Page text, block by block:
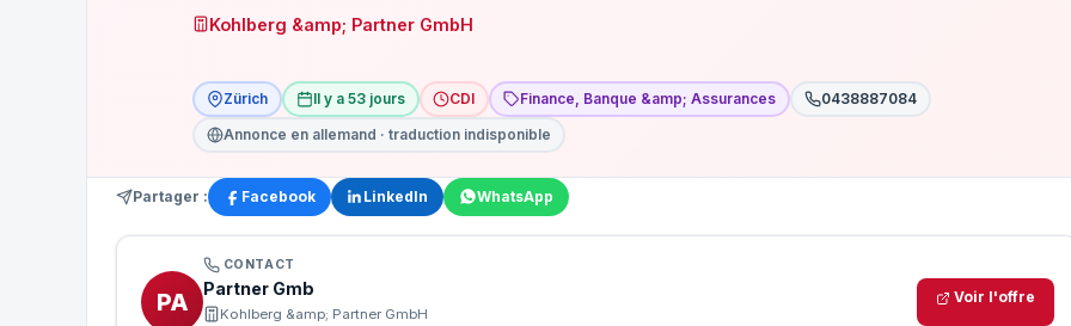
Kohlberg &amp; Partner GmbH
Zürich Il y a 53 jours CDI Finance, Banque &amp; Assurances
0438887084
Annonce en allemand · traduction indisponible
Partager : Facebook LinkedIn WhatsApp
PA
CONTACT
Partner Gmb
Kohlberg &amp; Partner GmbH
Voir l'offre